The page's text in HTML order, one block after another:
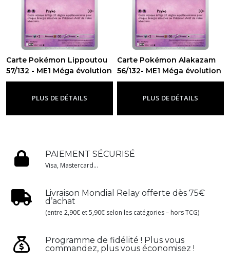
Carte Pokémon Lippoutou
57/132 - ME1 Méga évolution
-Me01 - Méga Évolution
PLUS DE DÉTAILS
Carte Pokémon Alakazam
56/132- ME1 Méga évolution
-Me01 - Méga Évolution
PLUS DE DÉTAILS
PAIEMENT SÉCURISÉ
Visa, Mastercard...
Livraison Mondial Relay offerte dès 75€
d’achat
(entre 2,90€ et 5,90€ selon les catégories – hors TCG)
Programme de fidélité ! Plus vous
commandez, plus vous économisez !